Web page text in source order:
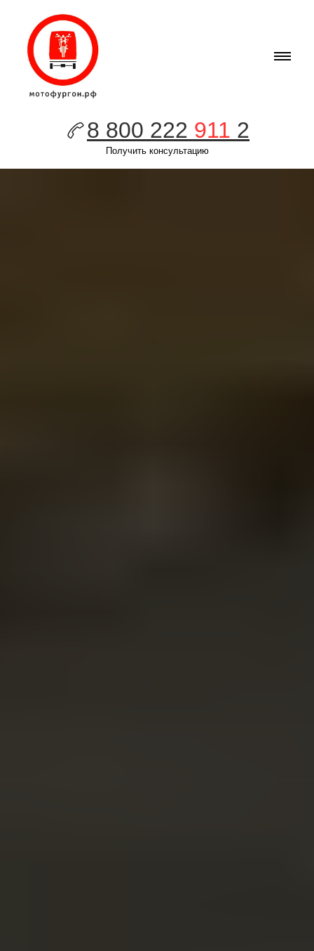
8 800 222 911 2
Получить консультацию